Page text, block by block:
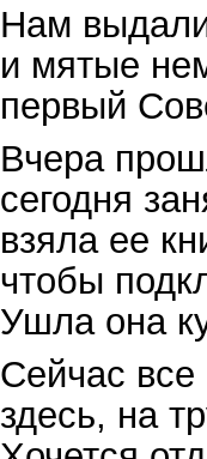
Нам
и мятые
первый
Вчера
сегодня
взяла ее
чтобы
Ушла она
Сейчас
здесь, на